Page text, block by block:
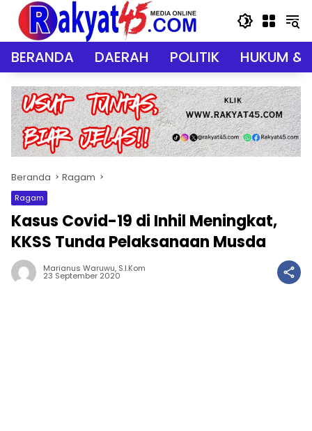
Langsung
konten
BERANDA DAERAH POLITIK HUKUM &
Beranda Ragam
Ragam
Kasus Covid-19 di Inhil Meningkat,
KKSS Tunda Pelaksanaan Musda
Marianus Waruwu, S.I.Kom
23 September 2020